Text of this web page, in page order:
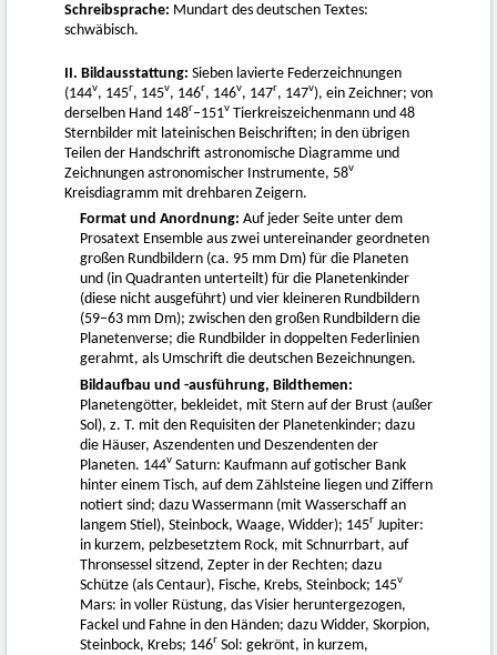
Schreibsprache: Mundart des deutschen Textes:
schwäbisch.
II. Bildausstattung: Sieben lavierte Federzeichnungen
(144v, 145r, 145v, 146r, 146v, 147r, 147v), ein Zeichner; von
derselben Hand 148r–151v Tierkreiszeichenmann und 48
Sternbilder mit lateinischen Beischriften; in den übrigen
Teilen der Handschrift astronomische Diagramme und
Zeichnungen astronomischer Instrumente, 58v
Kreisdiagramm mit drehbaren Zeigern.
Format und Anordnung: Auf jeder Seite unter dem
Prosatext Ensemble aus zwei untereinander geordneten
großen Rundbildern (ca. 95 mm Dm) für die Planeten
und (in Quadranten unterteilt) für die Planetenkinder
(diese nicht ausgeführt) und vier kleineren Rundbildern
(59–63 mm Dm); zwischen den großen Rundbildern die
Planetenverse; die Rundbilder in doppelten Federlinien
gerahmt, als Umschrift die deutschen Bezeichnungen.
Bildaufbau und -ausführung, Bildthemen:
Planetengötter, bekleidet, mit Stern auf der Brust (außer
Sol), z. T. mit den Requisiten der Planetenkinder; dazu
die Häuser, Aszendenten und Deszendenten der
Planeten. 144v Saturn: Kaufmann auf gotischer Bank
hinter einem Tisch, auf dem Zählsteine liegen und Ziffern
notiert sind; dazu Wassermann (mit Wasserschaff an
langem Stiel), Steinbock, Waage, Widder); 145r Jupiter:
in kurzem, pelzbesetztem Rock, mit Schnurrbart, auf
Thronsessel sitzend, Zepter in der Rechten; dazu
Schütze (als Centaur), Fische, Krebs, Steinbock; 145v
Mars: in voller Rüstung, das Visier heruntergezogen,
Fackel und Fahne in den Händen; dazu Widder, Skorpion,
Steinbock, Krebs; 146r Sol: gekrönt, in kurzem,